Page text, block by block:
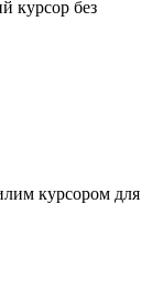
курсор без
курсором для